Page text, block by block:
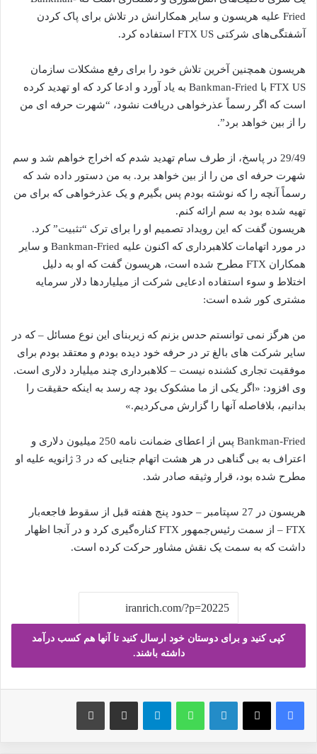
Fried علیه هریسون و سایر همکارانش در تلاش برای پاک کردن
آشفتگی‌های شرکتی FTX US استفاده کرد.
هریسون همچنین آخرین تلاش خود را برای رفع مشکلات سازمان
FTX US با Bankman-Fried به یاد آورد و ادعا کرد که او تهدید کرده
است که اگر رسماً عذرخواهی دریافت نشود، “شهرت حرفه ای من
را از بین خواهد برد”.
29/49 در پاسخ، از طرف سام تهدید شدم که اخراج خواهم شد و سم
شهرت حرفه ای من را از بین خواهد برد. به من دستور داده شد که
رسماً آنچه را که نوشته بودم پس بگیرم و یک عذرخواهی که برای من
تهیه شده بود به سم ارائه کنم.
هریسون گفت که این رویداد تصمیم او را برای ترک “تثبیت” کرد.
در مورد اتهامات کلاهبرداری که اکنون علیه Bankman-Fried و سایر
همکاران FTX مطرح شده است، هریسون گفت که او به دلیل
اختلاط و سوء استفاده ادعایی شرکت از میلیاردها دلار سرمایه
مشتری کور شده است:
من هرگز نمی توانستم حدس بزنم که زیربنای این نوع مسائل – که در
سایر شرکت های بالغ تر در حرفه خود دیده بودم و معتقد بودم برای
موفقیت تجاری کشنده نیست – کلاهبرداری چند میلیارد دلاری است.
وی افزود: «اگر یکی از ما مشکوک بود چه رسد به اینکه حقیقت را
بدانیم، بلافاصله آنها را گزارش می‌کردیم.»
Bankman-Fried پس از اعطای ضمانت نامه 250 میلیون دلاری و
اعتراف به بی گناهی در هر هشت اتهام جنایی که در 3 ژانویه علیه او
مطرح شده بود، قرار وثیقه صادر شد.
هریسون در 27 سپتامبر – حدود پنج هفته قبل از سقوط فاجعه‌بار
FTX – از سمت رئیس‌جمهور FTX کناره‌گیری کرد و در آنجا اظهار
داشت که به سمت یک نقش مشاور حرکت کرده است.
کپی کنید و برای دوستان خود ارسال کنید تا آنها هم کسب درآمد
داشته باشند.
فیس بوک X لینکدین واتس آپ تلگرام ارسال ایمیل چاپ